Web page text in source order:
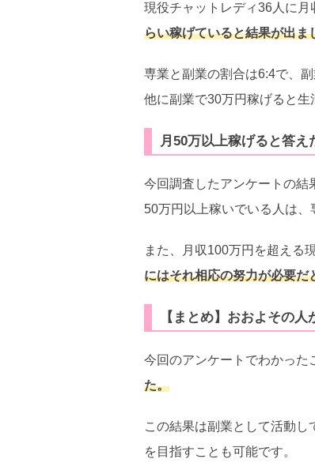
現役チャットレディ36人に月
らい稼げていると結果が出ま
専業と副業の割合は6:4で、
他に副業で30万円稼げると生
月50万以上稼げると答え
今回調査したアンケートの結
50万円以上稼いでいる人は、
また、月収100万円を超える
にはそれ相応の努力が必要だ
【まとめ】おおよその
今回のアンケートでわかった
た。
この結果は副業として活動
を目指すことも可能です。